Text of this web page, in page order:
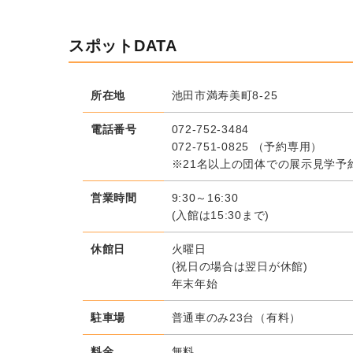
スポットDATA
所在地 池田市満寿美町8-25
電話番号
072-752-3484
072-751-0825
（予約専用）
※21名以上の団体での展示見学予
営業時間
9:30～16:30
(入館は15:30まで)
休館日
火曜日
(祝日の場合は翌日が休館)
年末年始
駐車場 普通車のみ23台（有料）